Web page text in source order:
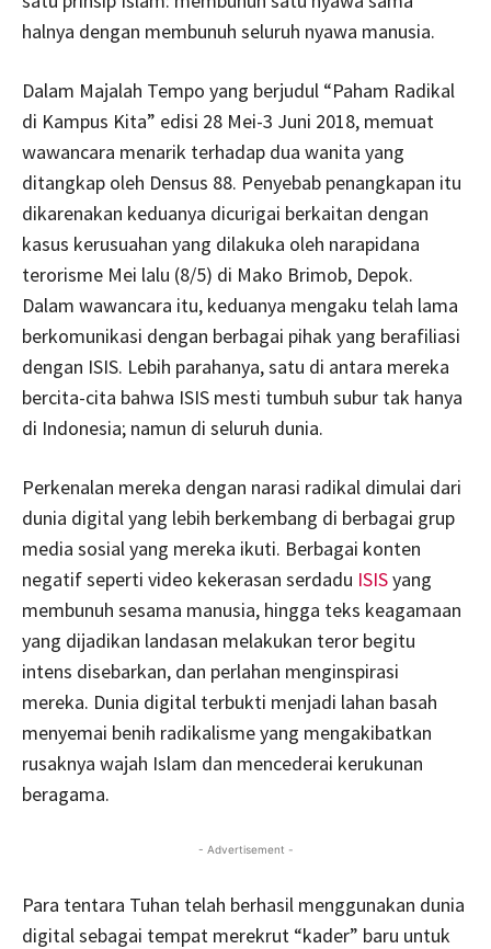
halnya dengan membunuh seluruh nyawa manusia.
Dalam Majalah Tempo yang berjudul “Paham Radikal
di Kampus Kita” edisi 28 Mei-3 Juni 2018, memuat
wawancara menarik terhadap dua wanita yang
ditangkap oleh Densus 88. Penyebab penangkapan itu
dikarenakan keduanya dicurigai berkaitan dengan
kasus kerusuahan yang dilakuka oleh narapidana
terorisme Mei lalu (8/5) di Mako Brimob, Depok.
Dalam wawancara itu, keduanya mengaku telah lama
berkomunikasi dengan berbagai pihak yang berafiliasi
dengan ISIS. Lebih parahanya, satu di antara mereka
bercita-cita bahwa ISIS mesti tumbuh subur tak hanya
di Indonesia; namun di seluruh dunia.
Perkenalan mereka dengan narasi radikal dimulai dari
dunia digital yang lebih berkembang di berbagai grup
media sosial yang mereka ikuti. Berbagai konten
negatif seperti video kekerasan serdadu ISISyang
membunuh sesama manusia, hingga teks keagamaan
yang dijadikan landasan melakukan teror begitu
intens disebarkan, dan perlahan menginspirasi
mereka. Dunia digital terbukti menjadi lahan basah
menyemai benih radikalisme yang mengakibatkan
rusaknya wajah Islam dan mencederai kerukunan
beragama.
- Advertisement -
Para tentara Tuhan telah berhasil menggunakan dunia
digital sebagai tempat merekrut “kader” baru untuk